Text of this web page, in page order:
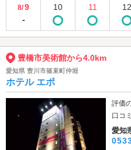
8/9
-
10 11 12
豊橋市美術館から4.0km
愛知県 豊川市篠束町仲堀
ホテル エポ
評価
口コ
愛知